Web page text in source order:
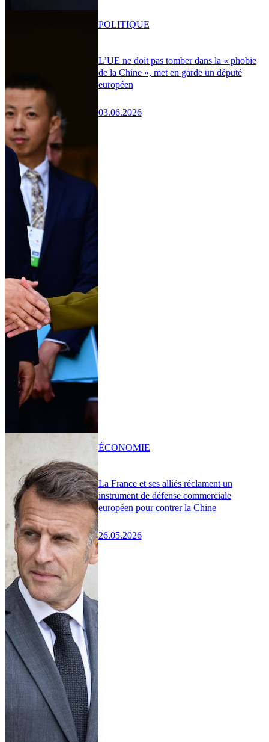
L’UE ne doit pas tomber dans la « phobie
de la Chine », met en garde un député
européen
03.06.2026
POLITIQUE
La France et ses alliés réclament un
instrument de défense commerciale
européen pour contrer la Chine
26.05.2026
ÉCONOMIE